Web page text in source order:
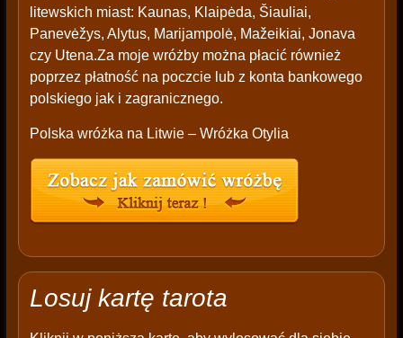
litewskich miast: Kaunas, Klaipėda, Šiauliai,
Panevėžys, Alytus, Marijampolė, Mažeikiai, Jonava
czy Utena.Za moje wróżby można płacić również
poprzez płatność na poczcie lub z konta bankowego
polskiego jak i zagranicznego.
Polska wróżka na Litwie – Wróżka Otylia
Losuj kartę tarota